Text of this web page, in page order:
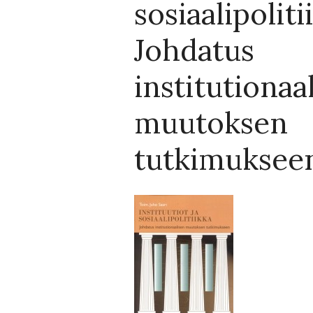
Johdatus
muutoksen